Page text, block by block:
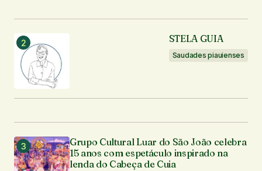
STELA GUIA
Saudades piauienses
Grupo Cultural Luar do São João celebra
15 anos com espetáculo inspirado na
lenda do Cabeça de Cuia